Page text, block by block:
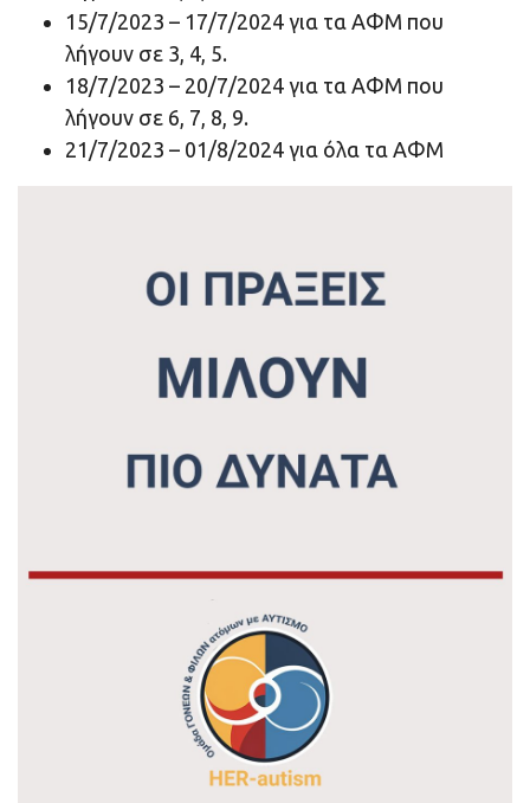
15/7/2023 – 17/7/2024 για τα ΑΦΜ που
λήγουν σε 3, 4, 5.
18/7/2023 – 20/7/2024 για τα ΑΦΜ που
λήγουν σε 6, 7, 8, 9.
21/7/2023 – 01/8/2024 για όλα τα ΑΦΜ